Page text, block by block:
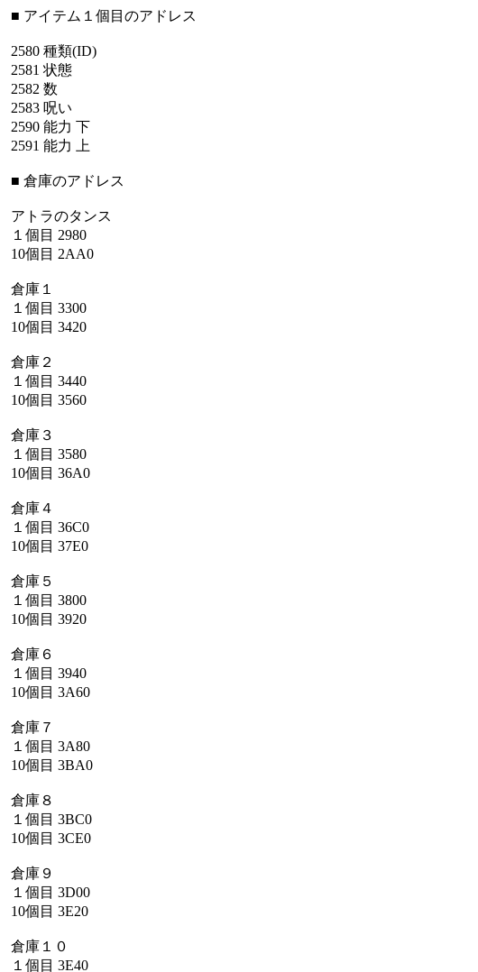
■ アイテム１個目のアドレス
2580 種類(ID)
2581 状態
2582 数
2583 呪い
2590 能力 下
2591 能力 上
■ 倉庫のアドレス
アトラのタンス
１個目 2980
10個目 2AA0
倉庫１
１個目 3300
10個目 3420
倉庫２
１個目 3440
10個目 3560
倉庫３
１個目 3580
10個目 36A0
倉庫４
１個目 36C0
10個目 37E0
倉庫５
１個目 3800
10個目 3920
倉庫６
１個目 3940
10個目 3A60
倉庫７
１個目 3A80
10個目 3BA0
倉庫８
１個目 3BC0
10個目 3CE0
倉庫９
１個目 3D00
10個目 3E20
倉庫１０
１個目 3E40